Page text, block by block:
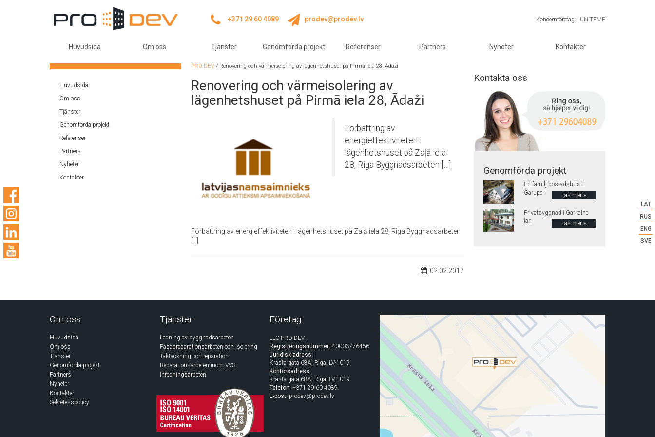
+371 29 60 4089 prodev@prodev.lv
LAT
RUS
ENG
SVE
Koncernföretag: UNITEMP
Huvudsida Om oss Tjänster Genomförda projekt Referenser Partners Nyheter Kontakter
Huvudsida
Om oss
Tjänster
Genomförda projekt
Referenser
Partners
Nyheter
Kontakter
PRO DEV / Renovering och värmeisolering av lägenhetshuset på Pirmā iela 28, Ādaži
Renovering och värmeisolering av
lägenhetshuset på Pirmā iela 28, Ādaži
Förbättring av
energieffektiviteten i
lägenhetshuset på Zaļā iela
28, Riga Byggnadsarbeten […]
Förbättring av energieffektiviteten i lägenhetshuset på Zaļā iela 28, Riga Byggnadsarbeten
02.02.2017
Kontakta oss
Genomförda projekt
En familj bostadshus i
Garupe
Läs mer »
Privatbyggnad i Garkalne
län
Läs mer »
Om oss
Huvudsida
Om oss
Tjänster
Genomförda projekt
Partners
Nyheter
Kontakter
Sekretesspolicy
Tjänster
Ledning av byggnadsarbeten
Fasadreparationsarbeten och isolering
Taktäckning och reparation
Reparationsarbeten inom VVS
Inredningsarbeten
Företag
LLC PRO DEV.
Registreringsnummer: 40003776456
Juridisk adress:
Krasta gata 68A, Riga, LV-1019
Kontorsadress:
Krasta gata 68A, Riga, LV-1019
Telefon: +371 29 60 4089
E-post: prodev@prodev.lv